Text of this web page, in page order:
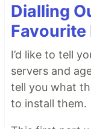
Dialling
Favourite
I’d like to tell
servers and
tell you what
to install them.